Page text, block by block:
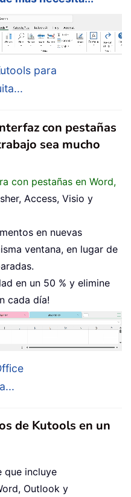
para
con pestañas
sea mucho
con pestañas en Word,
Access, Visio y
en nuevas
ventana, en lugar de
en un 50 % y elimine
cada día!
de Kutools en un
que incluye
Outlook y